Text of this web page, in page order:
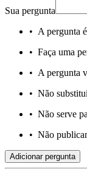
Sua pergunta
• A pergunta
• Faça uma
• A pergunta
• Não
• Não serve
• Não
Adicionar pergunta